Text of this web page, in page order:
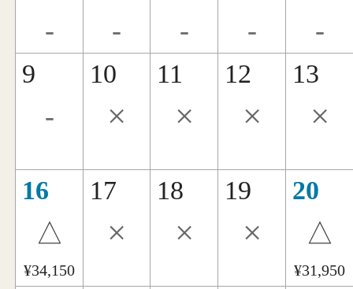
- - - - -
9
-
10
×
11
×
12
×
13
×
16
△
¥34,150
17
×
18
×
19
×
20
△
¥31,950